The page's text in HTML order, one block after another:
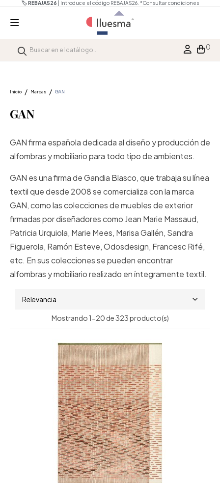
🏷️ REBAJAS26 | Introduce el código REBAJAS26. *Consultar condiciones
0
Inicio Marcas GAN
GAN
GAN firma española dedicada al diseño y producción de
alfombras y mobiliario para todo tipo de ambientes.
GAN es una firma de Gandia Blasco, que trabaja su línea
textil que desde 2008 se comercializa con la marca
GAN, como las colecciones de muebles de exterior
firmadas por diseñadores como Jean Marie Massaud,
Patricia Urquiola, Marie Mees, Marisa Gallén, Sandra
Figuerola, Ramón Esteve, Odosdesign, Francesc Rifé,
etc. En sus colecciones se pueden encontrar
alfombras y mobiliario realizado en íntegramente textil.
Relevancia
Mostrando 1-20 de 323 producto(s)